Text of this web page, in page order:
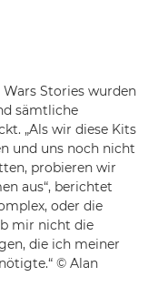
Stories wurden
sämtliche
„Als wir diese Kits
und uns noch nicht
probieren wir
aus“, berichtet
oder die
mir nicht die
die ich meiner
© Alan